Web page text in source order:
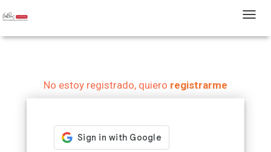
T
No estoy registrado, quiero registrarme